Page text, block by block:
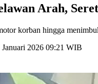
Arah,
korban hingga
2026 09:21 WIB